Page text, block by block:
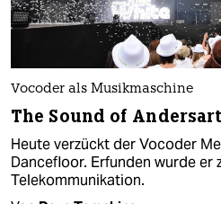
Vocoder als Musikmaschine
The Sound of
Heute verzückt der Vocoder
Dancefloor. Erfunden wurde er
Telekommunikation.